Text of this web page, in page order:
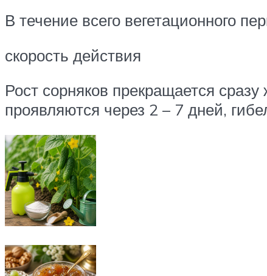
В течение всего вегетационного
скорость действия
Рост сорняков прекращается
проявляются через 2 – 7 дней,